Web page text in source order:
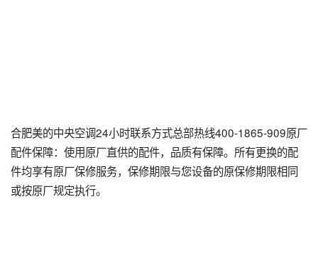
合肥美的中央空调24小时联系方式总部热线400-1865-909原厂
配件保障：使用原厂直供的配件，品质有保障。所有更换的配
件均享有原厂保修服务，保修期限与您设备的原保修期限相同
或按原厂规定执行。